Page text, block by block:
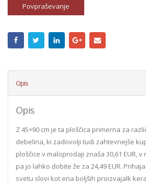
Povpraševanje
Opis
Opis
Z 45×90 cm je ta ploščica primerna za
debelina, ki zadovolji tudi zahtevnejše
ploščice v maloprodaji znaša 30,61 EUR,
pa jo lahko dobite že za 24,49 EUR.
svetu slovi kot ena boljših proizvajalk